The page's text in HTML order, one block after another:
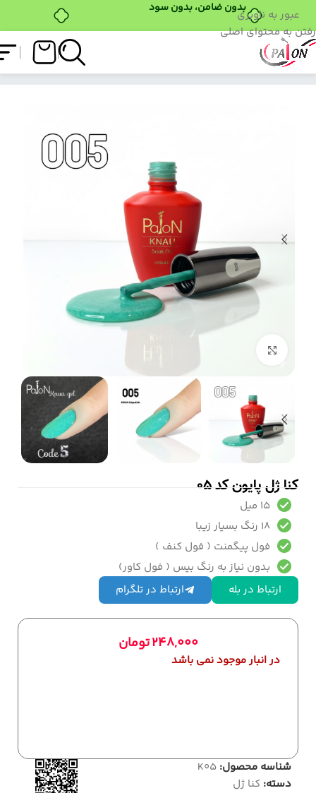
بدون ضامن، بدون سودعبور به ناوبری
رفتن به محتوای اصلی
فروشگاه کنا ژل پایون کد 05
کنا ژل پایون کد 05
15 میل
18 رنگ بسیار زیبا
فول پیگمنت ( فول کنف )
بدون نیاز به رنگ بیس ( فول کاور)
ارتباط در بله
ارتباط در تلگرام
248,000تومان
در انبار موجود نمی باشد
شناسه محصول: K05
دسته: کنا ژل